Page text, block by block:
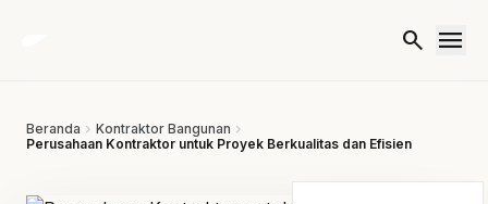
search menu
Beranda chevron_right Kontraktor Bangunan chevron_right
Perusahaan Kontraktor untuk Proyek Berkualitas dan Efisien